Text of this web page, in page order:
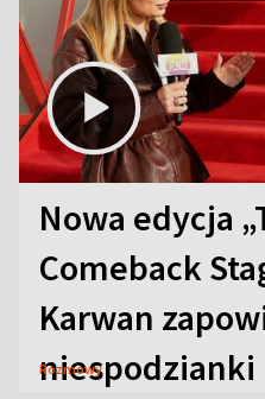
Nowa edycja
Comeback
Karwan
niespodzianki
Rozmowy